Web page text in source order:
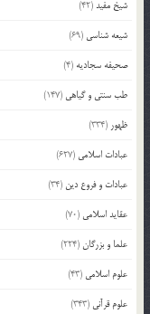
شیخ مفید(42)
شیعه شناسی (69)
صحیفه سجادیه (4)
طب سنتی و گیاهی (147)
ظهور (334)
عبادات اسلامی (627)
عبادات و فروع دین (34)
عقاید اسلامی (70)
علما و بزرگان(224)
علوم اسلامی (43)
علوم قرآنی (343)